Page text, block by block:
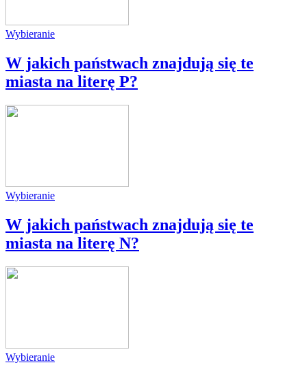
Wybieranie
W jakich państwach znajdują się te
miasta na literę P?
Wybieranie
W jakich państwach znajdują się te
miasta na literę N?
Wybieranie